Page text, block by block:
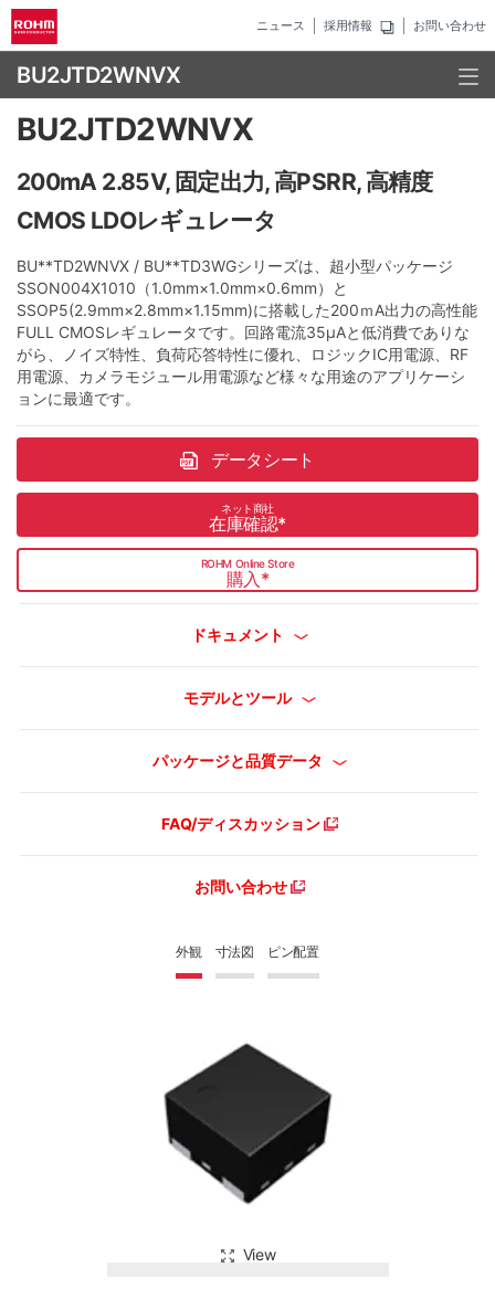
ニュース 採用情報 お問い合わせ
BU2JTD2WNVX
外観 寸法図 ピン配置
View
BU2JTD2WNVX
200mA 2.85V, 固定出力, 高PSRR, 高精度
CMOS LDOレギュレータ
BU**TD2WNVX / BU**TD3WGシリーズは、超小型パッケージ
SSON004X1010（1.0mm×1.0mm×0.6mm）と
SSOP5(2.9mm×2.8mm×1.15mm)に搭載した200ｍA出力の高性能
FULL CMOSレギュレータです。回路電流35μAと低消費でありな
がら、ノイズ特性、負荷応答特性に優れ、ロジックIC用電源、RF
用電源、カメラモジュール用電源など様々な用途のアプリケーシ
ョンに最適です。
データシート
ネット商社
在庫確認*
ROHM Online Store
購入*
ドキュメント
モデルとツール
パッケージと品質データ
FAQ/ディスカッション
お問い合わせ